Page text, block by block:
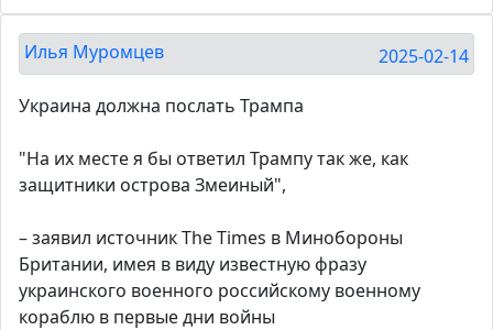
Илья Муромцев 2025-02-14
Украина должна послать Трампа
"На их месте я бы ответил Трампу так же, как
защитники острова Змеиный",
– заявил источник The Times в Минобороны
Британии, имея в виду известную фразу
украинского военного российскому военному
кораблю в первые дни войны